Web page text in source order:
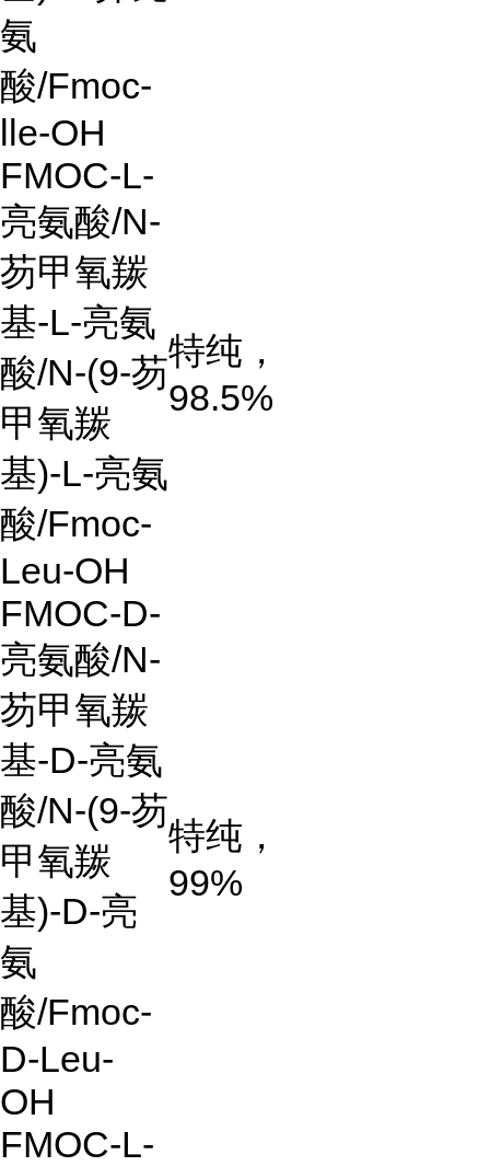
氨
酸/Fmoc-
lle-OH
FMOC-L-
亮氨酸/N-
芴甲氧羰
基-L-亮氨
酸/N-(9-芴
甲氧羰
基)-L-亮氨
酸/Fmoc-
Leu-OH
特纯，
98.5%
FMOC-D-
亮氨酸/N-
芴甲氧羰
基-D-亮氨
酸/N-(9-芴
甲氧羰
基)-D-亮
氨
酸/Fmoc-
D-Leu-
OH
特纯，
99%
FMOC-L-